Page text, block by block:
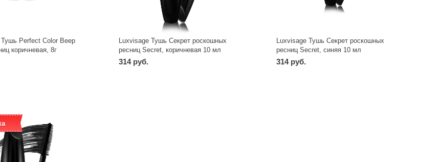
Perfect Color Веер
коричневая, 8г
Luxvisage Тушь Секрет роскошных
ресниц Secret, коричневая 10 мл
314 руб.
Luxvisage Тушь Секрет роскошных
ресниц Secret, синяя 10 мл
314 руб.